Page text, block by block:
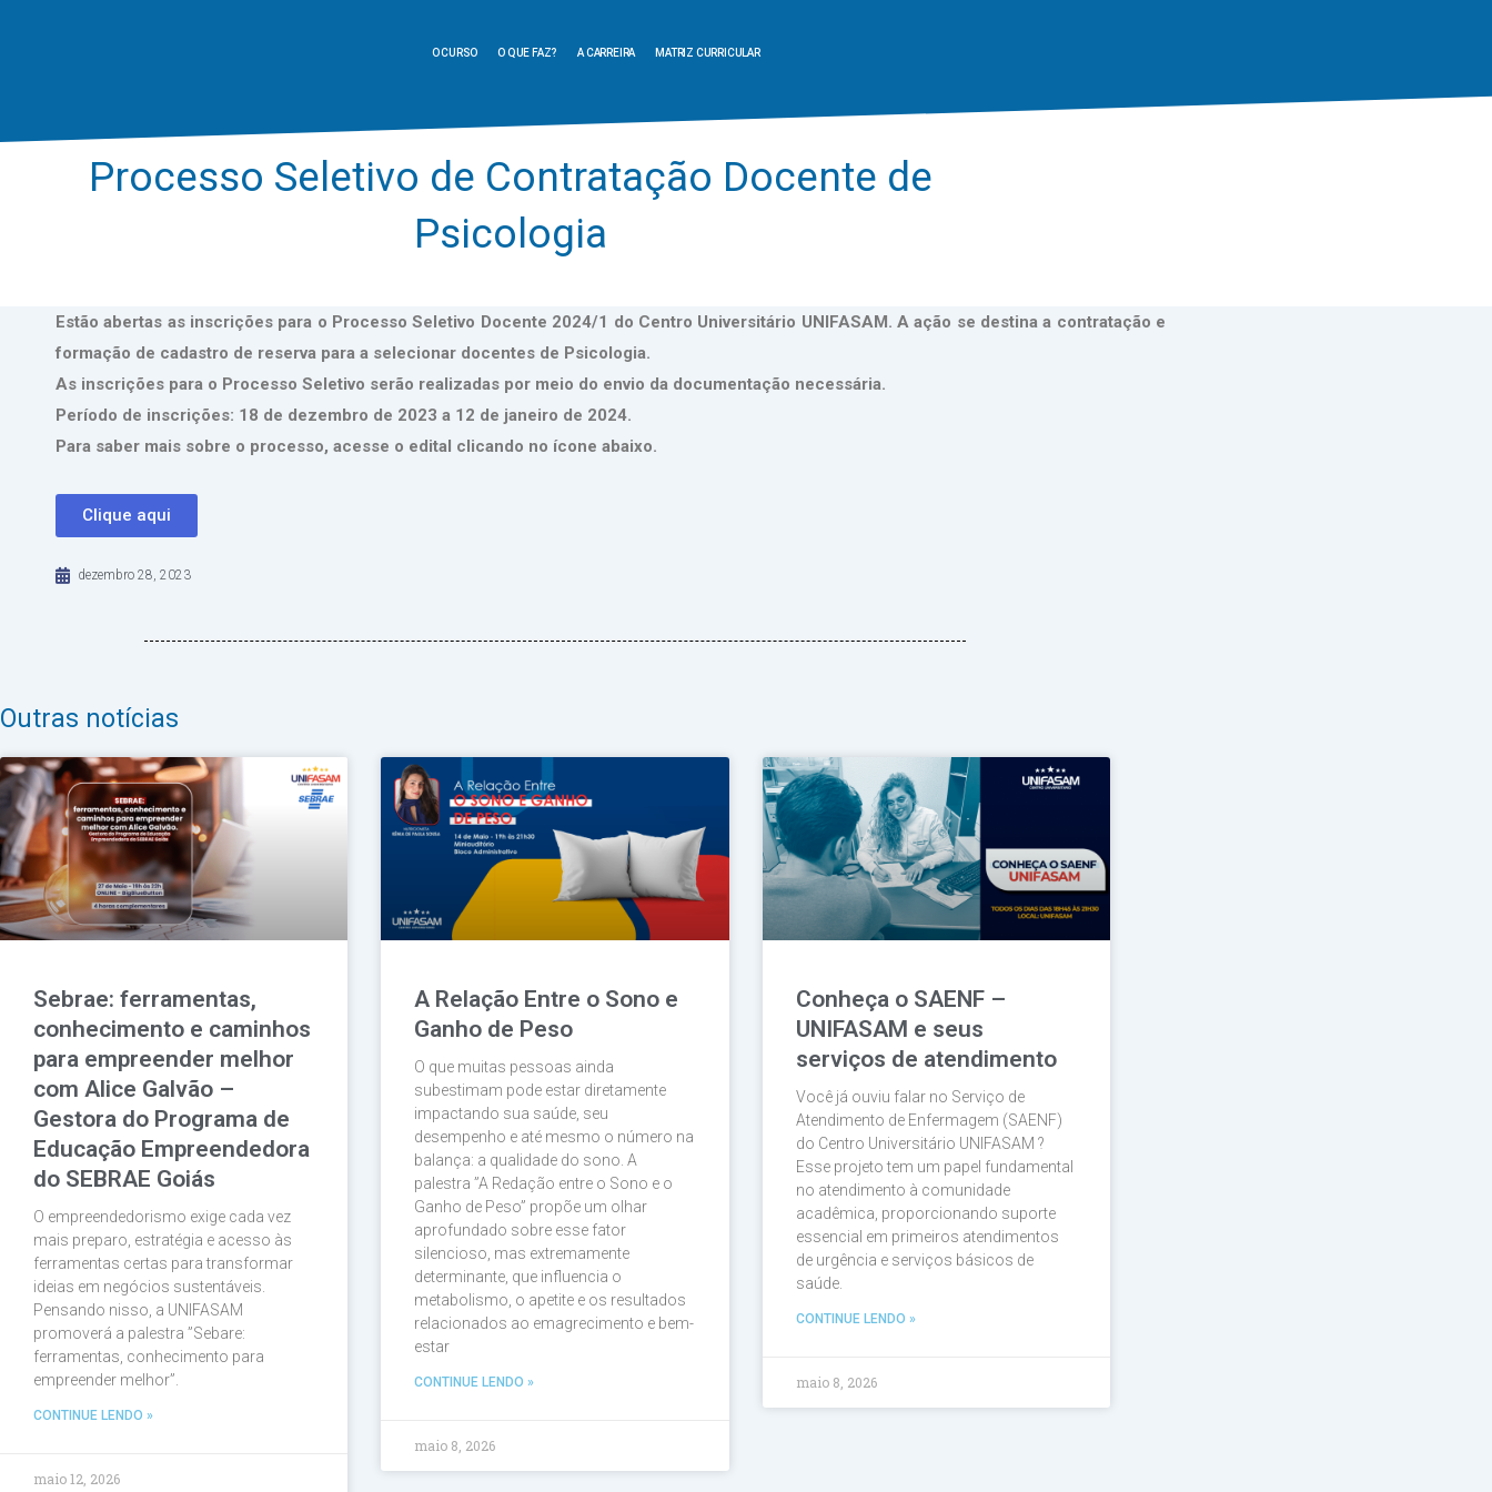
O CURSO O QUE FAZ? A CARREIRA MATRIZ CURRICULAR
Processo Seletivo de Contratação Docente de
Psicologia
Estão abertas as inscrições para o Processo Seletivo Docente 2024/1 do Centro Universitário UNIFASAM. A ação se destina a contratação e
formação de cadastro de reserva para a selecionar docentes de Psicologia.
As inscrições para o Processo Seletivo serão realizadas por meio do envio da documentação necessária.
Período de inscrições: 18 de dezembro de 2023 a 12 de janeiro de 2024.
Para saber mais sobre o processo, acesse o edital clicando no ícone abaixo.
Clique aqui
dezembro 28, 2023
Outras notícias
Sebrae: ferramentas,
conhecimento e caminhos
para empreender melhor
com Alice Galvão –
Gestora do Programa de
Educação Empreendedora
do SEBRAE Goiás
O empreendedorismo exige cada vez
mais preparo, estratégia e acesso às
ferramentas certas para transformar
ideias em negócios sustentáveis.
Pensando nisso, a UNIFASAM
promoverá a palestra ”Sebare:
ferramentas, conhecimento para
empreender melhor”.
CONTINUE LENDO »
maio 12, 2026
A Relação Entre o Sono e
Ganho de Peso
O que muitas pessoas ainda
subestimam pode estar diretamente
impactando sua saúde, seu
desempenho e até mesmo o número na
balança: a qualidade do sono. A
palestra ”A Redação entre o Sono e o
Ganho de Peso” propõe um olhar
aprofundado sobre esse fator
silencioso, mas extremamente
determinante, que influencia o
metabolismo, o apetite e os resultados
relacionados ao emagrecimento e bem-
estar
CONTINUE LENDO »
maio 8, 2026
Conheça o SAENF –
UNIFASAM e seus
serviços de atendimento
Você já ouviu falar no Serviço de
Atendimento de Enfermagem (SAENF)
do Centro Universitário UNIFASAM ?
Esse projeto tem um papel fundamental
no atendimento à comunidade
acadêmica, proporcionando suporte
essencial em primeiros atendimentos
de urgência e serviços básicos de
saúde.
CONTINUE LENDO »
maio 8, 2026
PáginaPáginaPáginaPágina